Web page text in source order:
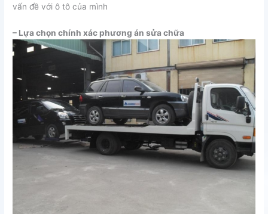
vấn đề với ô tô của mình
– Lựa chọn chính xác phương án sửa chữa